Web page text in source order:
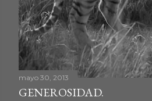
mayo 30, 2013
GENEROSIDAD.